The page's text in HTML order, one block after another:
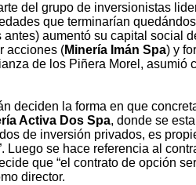
del grupo de inversionistas
que terminarían
antes) aumentó su capital social
acciones (Minería Imán Spa) y
de los Piñera Morel, asumió
deciden la forma en que
Activa Dos Spa, donde se
de inversión privados, es
Luego se hace referencia al
que “el contrato de opción
director.